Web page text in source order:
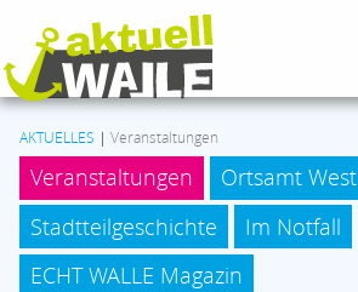
AKTUELLES
LEBEN & SOZIALES
AKTUELLES | Veranstaltungen
Veranstaltungen
Ortsamt West
Stadtteilgeschichte
Im Notfall
ECHT WALLE Magazin